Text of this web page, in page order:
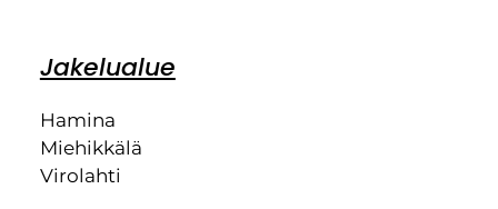
Jakelualue
Hamina
Miehikkälä
Virolahti